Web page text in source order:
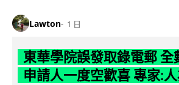
Lawton 1 日
東華學院誤發取錄電郵 全
申請人一度空歡喜 專家: